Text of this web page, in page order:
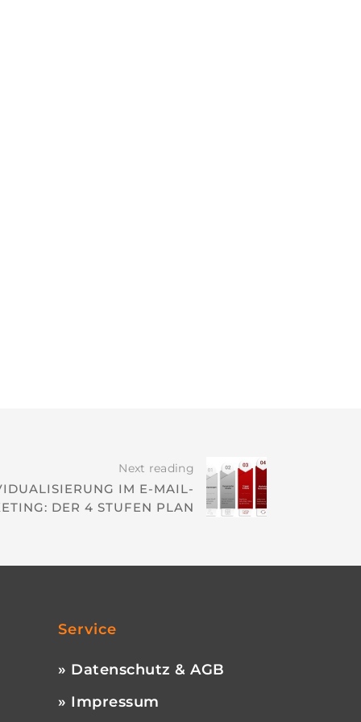
Next reading
IM E-MAIL-
DER 4 STUFEN PLAN
Service
» Datenschutz & AGB
» Impressum